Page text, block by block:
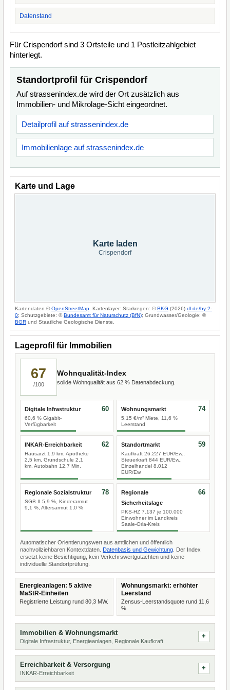
Datenstand
Für Crispendorf sind 3 Ortsteile und 1 Postleitzahlgebiet
hinterlegt.
Standortprofil für Crispendorf
Auf strassenindex.de wird der Ort zusätzlich aus
Immobilien- und Mikrolage-Sicht eingeordnet.
Detailprofil auf strassenindex.de
Immobilienlage auf strassenindex.de
Karte und Lage
Karte laden
Crispendorf
Kartendaten ©OpenStreetMap . Kartenlayer: Starkregen: ©BKG (2026) dl-de/by-2-
0; Schutzgebiete: ©Bundesamt für Naturschutz (BfN); Grundwasser/Geologie: ©
BGR und Staatliche Geologische Dienste.
Lageprofil für Immobilien
67
/100
Wohnqualität-Index
solide Wohnqualität aus 62 % Datenabdeckung.
Digitale Infrastruktur
60,6 % Gigabit-
Verfügbarkeit
60 Wohnungsmarkt
5,15 €/m² Miete, 11,6 %
Leerstand
74
INKAR-Erreichbarkeit
Hausarzt 1,9 km, Apotheke
2,5 km, Grundschule 2,1
km, Autobahn 12,7 Min.
62 Standortmarkt
Kaufkraft 26.227 EUR/Ew.,
Steuerkraft 844 EUR/Ew.,
Einzelhandel 8.012
EUR/Ew.
59
Regionale Sozialstruktur
SGB II 5,9 %, Kinderarmut
9,1 %, Altersarmut 1,0 %
78
Regionale
Sicherheitslage
PKS-HZ 7.137 je 100.000
Einwohner im Landkreis
Saale-Orla-Kreis
66
Automatischer Orientierungswert aus amtlichen und öffentlich
nachvollziehbaren Kontextdaten. Datenbasis und Gewichtung . Der Index
ersetzt keine Besichtigung, kein Verkehrswertgutachten und keine
individuelle Standortprüfung.
Energieanlagen: 5 aktive
MaStR-Einheiten
Registrierte Leistung rund 80,3 MW.
Wohnungsmarkt: erhöhter
Leerstand
Zensus-Leerstandsquote rund 11,6
%.
Immobilien & Wohnungsmarkt
Digitale Infrastruktur, Energieanlagen, Regionale Kaufkraft
Erreichbarkeit & Versorgung
INKAR-Erreichbarkeit